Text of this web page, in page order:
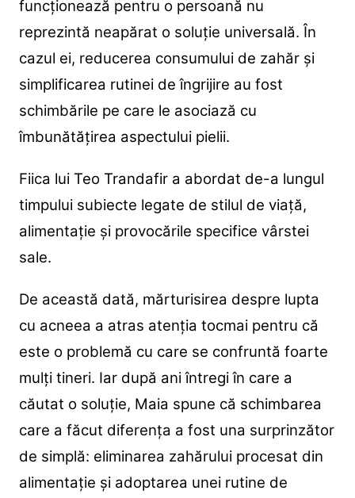
funcționează pentru o persoană nu
reprezintă neapărat o soluție universală. În
cazul ei, reducerea consumului de zahăr și
simplificarea rutinei de îngrijire au fost
schimbările pe care le asociază cu
îmbunătățirea aspectului pielii.
Fiica lui Teo Trandafir a abordat de-a lungul
timpului subiecte legate de stilul de viață,
alimentație și provocările specifice vârstei
sale.
De această dată, mărturisirea despre lupta
cu acneea a atras atenția tocmai pentru că
este o problemă cu care se confruntă foarte
mulți tineri. Iar după ani întregi în care a
căutat o soluție, Maia spune că schimbarea
care a făcut diferența a fost una surprinzător
de simplă: eliminarea zahărului procesat din
alimentație și adoptarea unei rutine de